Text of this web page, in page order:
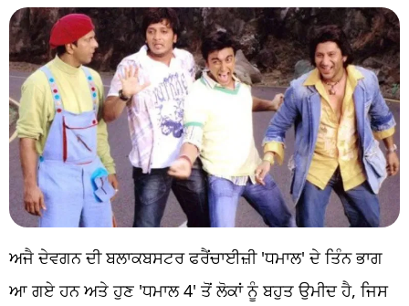
ਅਜੈ ਦੇਵਗਨ ਦੀ ਬਲਾਕਬਸਟਰ ਫਰੈਂਚਾਈਜ਼ੀ 'ਧਮਾਲ' ਦੇ ਤਿੰਨ ਭਾਗ
ਆ ਗਏ ਹਨ ਅਤੇ ਹੁਣ 'ਧਮਾਲ 4' ਤੋਂ ਲੋਕਾਂ ਨੂੰ ਬਹੁਤ ਉਮੀਦ ਹੈ, ਜਿਸ